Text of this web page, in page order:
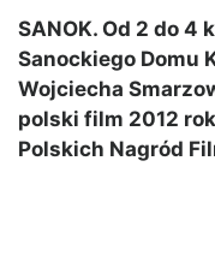
SANOK. Od 2 do 4
Sanockiego Domu
Wojciecha
polski film 2012
Polskich Nagród